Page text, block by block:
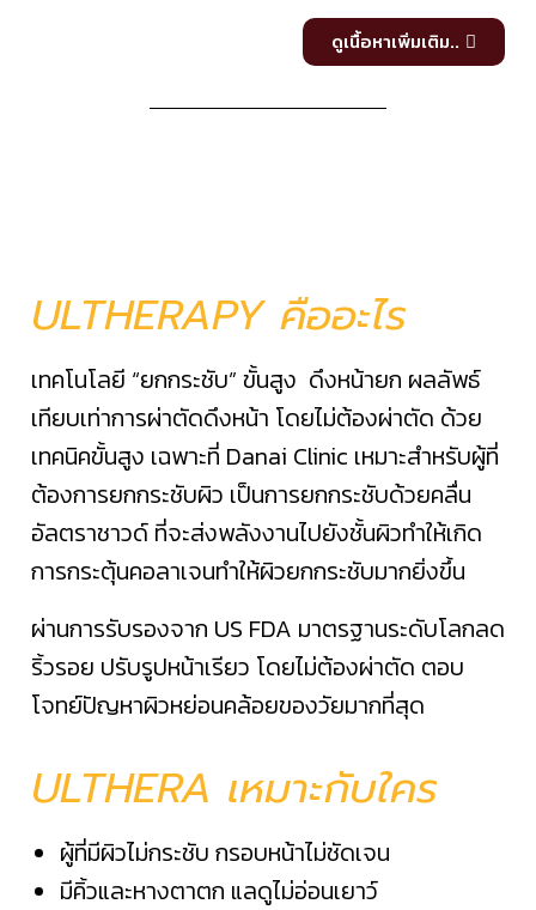
ดูเนื้อหาเพิ่มเติม..
ULTHERAPY คืออะไร
เทคโนโลยี “ยกกระชับ” ขั้นสูง ดึงหน้ายก ผลลัพธ์
เทียบเท่าการผ่าตัดดึงหน้า โดยไม่ต้องผ่าตัด ด้วย
เทคนิคขั้นสูง เฉพาะที่ Danai Clinic เหมาะสำหรับผู้ที่
ต้องการยกกระชับผิว เป็นการยกกระชับด้วยคลื่น
อัลตราชาวด์ ที่จะส่งพลังงานไปยังชั้นผิวทำให้เกิด
การกระตุ้นคอลาเจนทำให้ผิวยกกระชับมากยิ่งขึ้น
ผ่านการรับรองจาก US FDA มาตรฐานระดับโลกลด
ริ้วรอย ปรับรูปหน้าเรียว โดยไม่ต้องผ่าตัด ตอบ
โจทย์ปัญหาผิวหย่อนคล้อยของวัยมากที่สุด
ULTHERA เหมาะกับใคร
ผู้ที่มีผิวไม่กระชับ กรอบหน้าไม่ชัดเจน
มีคิ้วและหางตาตก แลดูไม่อ่อนเยาว์